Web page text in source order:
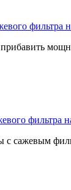
с сажевым